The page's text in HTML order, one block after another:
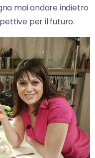
mai andare indietro
per il futuro.